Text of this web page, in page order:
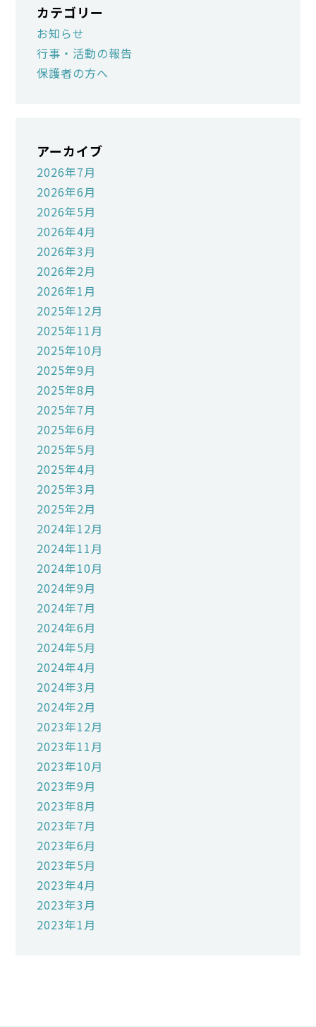
カテゴリー
お知らせ
行事・活動の報告
保護者の方へ
アーカイブ
2026年7月
2026年6月
2026年5月
2026年4月
2026年3月
2026年2月
2026年1月
2025年12月
2025年11月
2025年10月
2025年9月
2025年8月
2025年7月
2025年6月
2025年5月
2025年4月
2025年3月
2025年2月
2024年12月
2024年11月
2024年10月
2024年9月
2024年7月
2024年6月
2024年5月
2024年4月
2024年3月
2024年2月
2023年12月
2023年11月
2023年10月
2023年9月
2023年8月
2023年7月
2023年6月
2023年5月
2023年4月
2023年3月
2023年1月